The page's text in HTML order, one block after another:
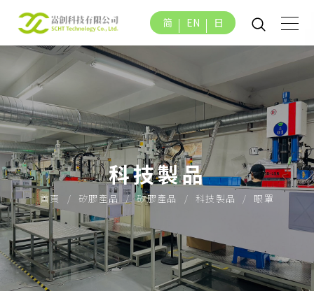
简 EN 日
科技製品
首頁 矽膠產品 矽膠產品 科技製品 眼罩